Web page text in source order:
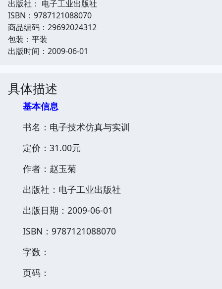
出版社： 电子工业出版社
ISBN：9787121088070
商品编码：29692024312
包装：平装
出版时间：2009-06-01
具体描述
基本信息
书名：电子技术仿真与实训
定价：31.00元
作者：赵玉菊
出版社：电子工业出版社
出版日期：2009-06-01
ISBN：9787121088070
字数：
页码：